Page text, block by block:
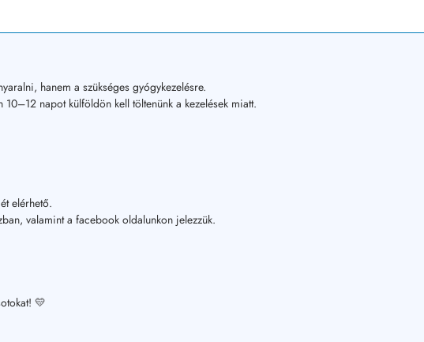
hanem a szükséges gyógykezelésre.
napot külföldön kell töltenünk a kezelések miatt.
elérhető.
valamint a facebook oldalunkon jelezzük.
💛